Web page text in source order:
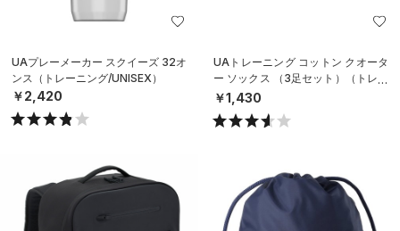
UAプレーメーカー スクイーズ 32オ
ンス（トレーニング/UNISEX）
￥2,420
UAトレーニング コットン クオータ
ー ソックス （3足セット）（トレー
ニング/UNISEX）
￥1,430